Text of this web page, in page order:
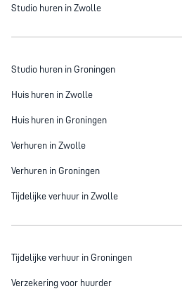
Studio huren in Zwolle
Studio huren in Groningen
Huis huren in Zwolle
Huis huren in Groningen
Verhuren in Zwolle
Verhuren in Groningen
Tijdelijke verhuur in Zwolle
Tijdelijke verhuur in Groningen
Verzekering voor huurder